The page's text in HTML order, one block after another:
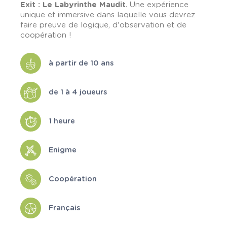
Exit : Le Labyrinthe Maudit. Une expérience
unique et immersive dans laquelle vous devrez
faire preuve de logique, d'observation et de
coopération !
à partir de 10 ans
de 1 à 4 joueurs
1 heure
Enigme
Coopération
Français